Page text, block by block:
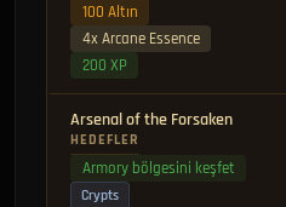
100 Altın
4x Arcane Essence
200 XP
Arsenal of the Forsaken
HEDEFLER
Armory bölgesini keşfet
Crypts